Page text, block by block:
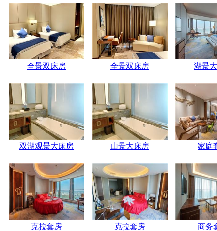
全景双床房 全景双床房 湖景
双湖观景大床房 山景大床房 家庭
克拉套房 克拉套房 商务